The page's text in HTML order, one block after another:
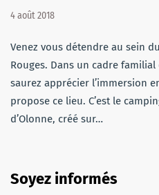
4 août 2018
Venez vous détendre au sein
Rouges. Dans un cadre
saurez apprécier l’immersion
propose ce lieu. C’est le
d’Olonne, créé sur…
Soyez informés